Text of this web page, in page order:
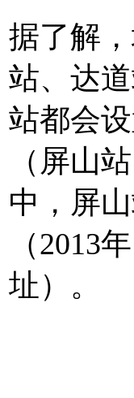
据了解
站、达
站都会
（屏山
中，屏
（2013
址）。